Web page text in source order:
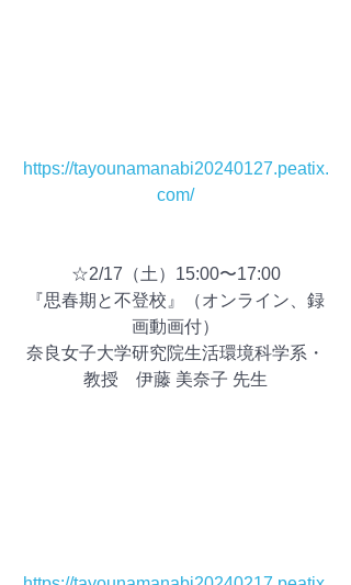
https://tayounamanabi20240127.peatix.
com/
☆2/17（土）15:00〜17:00
『思春期と不登校』（オンライン、録
画動画付）
奈良女子大学研究院生活環境科学系・
教授　伊藤 美奈子 先生